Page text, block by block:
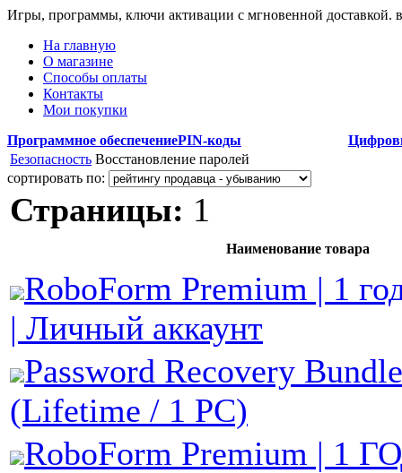
Игры, программы, ключи активации с мгновенной доставкой.
На главную
О магазине
Способы оплаты
Контакты
Мои покупки
Программное обеспечениеPIN-коды
Безопасность Восстановление паролей
сортировать по:
Страницы: 1
Наименование товара
RoboForm Premium | 1
| Личный аккаунт
Password Recovery
(Lifetime / 1 PC)
RoboForm Premium | 1